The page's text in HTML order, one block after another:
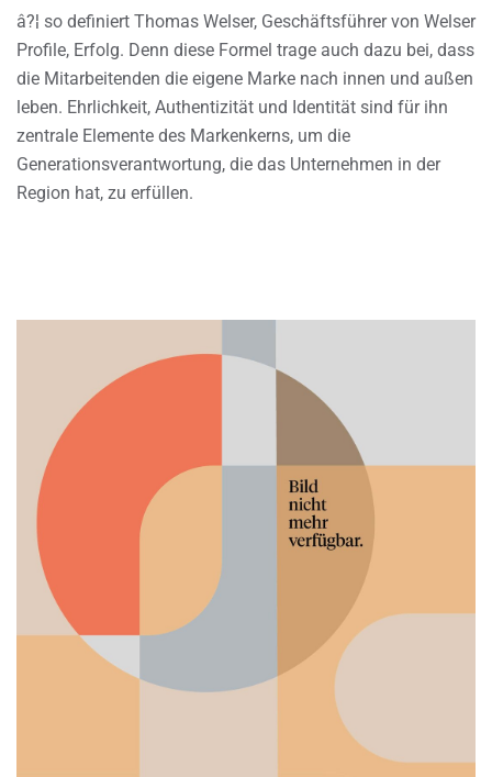
â?¦ so definiert Thomas Welser, Geschäftsführer von Welser
Profile, Erfolg. Denn diese Formel trage auch dazu bei, dass
die Mitarbeitenden die eigene Marke nach innen und außen
leben. Ehrlichkeit, Authentizität und Identität sind für ihn
zentrale Elemente des Markenkerns, um die
Generationsverantwortung, die das Unternehmen in der
Region hat, zu erfüllen.